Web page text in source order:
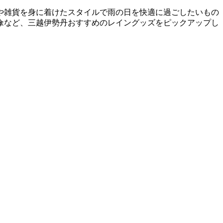
貨を身に着けたスタイルで雨の日を快適に過ごしたいもの
ど、三越伊勢丹おすすめのレイングッズをピックアップし